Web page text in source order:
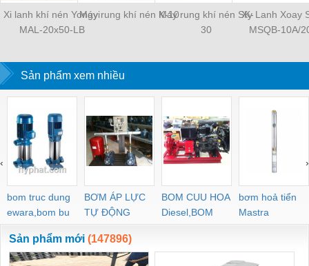
Xi lanh khí nén Yongyi
MAL-20x50-LB
Máy rung khí nén K-10Máy rung khí nén SK-
30
Xy Lanh Xoay
MSQB-10A/
Sản phẩm xem nhiều
bom truc dung
ewara,bom bu
ewara
BƠM ÁP LỰC
TỰ ĐỘNG
BOM CUU HOA
Diesel,BOM
CHUA CHAY
bơm hoả tiển
Mastra
‹ ›
Sản phẩm mới (147896)